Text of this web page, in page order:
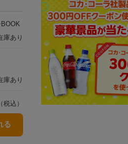
庫あり
庫あり
（税込）
る